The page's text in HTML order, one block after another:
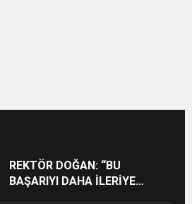
REKTÖR DOĞAN: “BU
BAŞARIYI DAHA İLERİYE